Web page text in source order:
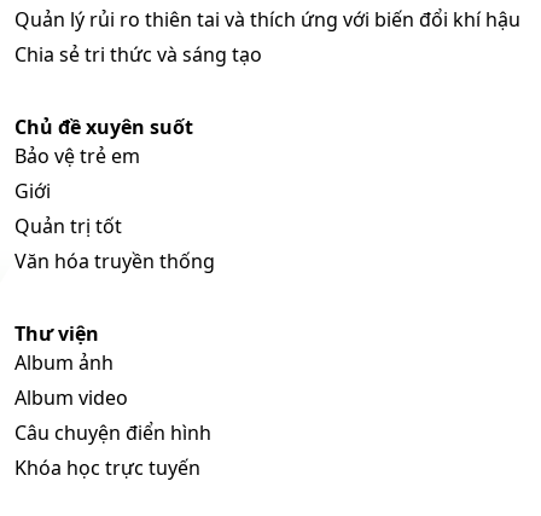
Quản lý rủi ro thiên tai và thích ứng với biến đổi khí hậu
Chia sẻ tri thức và sáng tạo
Chủ đề xuyên suốt
Bảo vệ trẻ em
Giới
Quản trị tốt
Văn hóa truyền thống
Thư viện
Album ảnh
Album video
Câu chuyện điển hình
Khóa học trực tuyến